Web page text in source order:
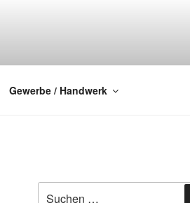
Gewerbe / Handwerk